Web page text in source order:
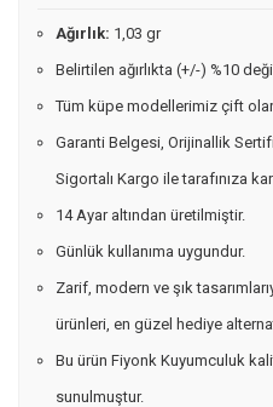
Ağırlık: 1,03 gr
Belirtilen ağırlıkta (+/-) %10
Tüm küpe modellerimiz çift
Garanti Belgesi, Orijinallik
Sigortalı Kargo ile tarafınıza
14 Ayar altından üretilmiştir.
Günlük kullanıma uygundur.
Zarif, modern ve şık
ürünleri, en güzel hediye
Bu ürün Fiyonk Kuyumculuk
sunulmuştur.